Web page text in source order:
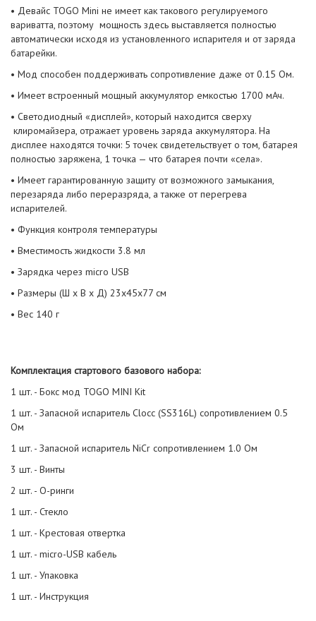
• Девайс TOGO Mini не имеет как такового регулируемого
вариватта, поэтому мощность здесь выставляется полностью
автоматически исходя из установленного испарителя и от заряда
батарейки.
• Мод способен поддерживать сопротивление даже от 0.15 Ом.
• Имеет встроенный мощный аккумулятор емкостью 1700 мАч.
• Светодиодный «дисплей», который находится сверху
клиромайзера, отражает уровень заряда аккумулятора. На
дисплее находятся точки: 5 точек свидетельствует о том, батарея
полностью заряжена, 1 точка — что батарея почти «села».
• Имеет гарантированную защиту от возможного замыкания,
перезаряда либо переразряда, а также от перегрева
испарителей.
• Функция контроля температуры
• Вместимость жидкости 3.8 мл
• Зарядка через micro USB
• Размеры (Ш х В х Д) 23х45х77 см
• Вес 140 г
Комплектация стартового базового набора:
1 шт. - Бокс мод TOGO MINI Kit
1 шт. - Запасной испаритель Clocc (SS316L) сопротивлением 0.5
Ом
1 шт. - Запасной испаритель NiCr сопротивлением 1.0 Ом
3 шт. - Винты
2 шт. - О-ринги
1 шт. - Стекло
1 шт. - Крестовая отвертка
1 шт. - micro-USB кабель
1 шт. - Упаковка
1 шт. - Инструкция